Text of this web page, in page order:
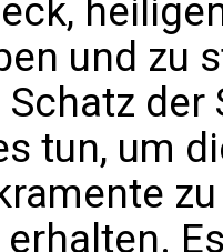
und zu
Schatz der
tun, um
erhalten.